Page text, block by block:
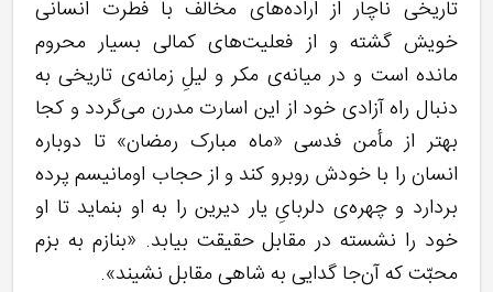
تاریخی ناچار از اراده‌های مخالف با فطرت انسانی
خویش گشته و از فعلیت‌های کمالی بسیار محروم
مانده است و در میانه‌ی مکر و لیلِ زمانه‌ی تاریخی به
دنبال راه آزادی خود از این اسارت مدرن می‌گردد و کجا
بهتر از مأمن فدسی «ماه مبارک رمضان» تا دوباره
انسان را با خودش روبرو کند و از حجاب اومانیسم پرده
بردارد و چهره‌ی دلربایِ یار دیرین را به او بنماید تا او
خود را نشسته در مقابل حقیقت بیابد. «بنازم به بزم
محبّت که آن‌جا گدایی به شاهی مقابل نشیند».